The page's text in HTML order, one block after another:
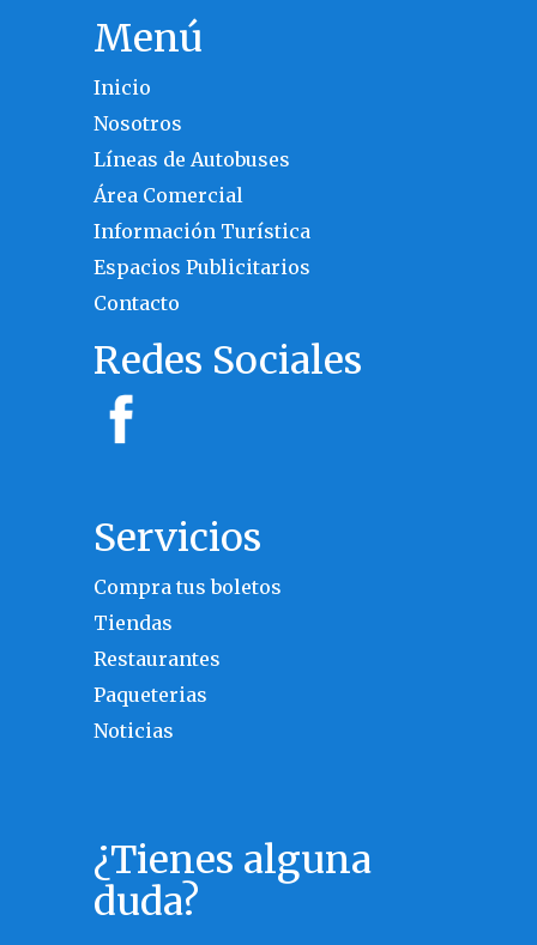
Menú
Inicio
Nosotros
Líneas de Autobuses
Área Comercial
Información Turística
Espacios Publicitarios
Contacto
Redes Sociales
Servicios
Compra tus boletos
Tiendas
Restaurantes
Paqueterias
Noticias
¿Tienes alguna
duda?